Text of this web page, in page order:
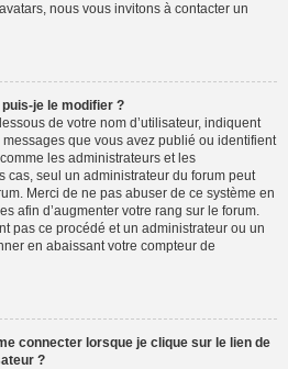
nous vous invitons à contacter un
je le modifier ?
de votre nom d’utilisateur, indiquent
que vous avez publié ou identifient
les administrateurs et les
cas, seul un administrateur du forum peut
Merci de ne pas abuser de ce système en
afin d’augmenter votre rang sur le forum.
pas ce procédé et un administrateur ou un
en abaissant votre compteur de
connecter lorsque je clique sur le lien de
?